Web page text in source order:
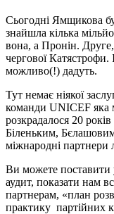
Сьогодні Ямщикова
знайшла кілька
вона, а Пронін.
чергової Катястрофи.
можливо(!) дадуть.
Тут немає ніякої
команди UNICEF яка
розкрадалося 20
Біленьким,
міжнародні партнери
Ви можете поставити
аудит, показати нам
партнерам, «план
практику партійних